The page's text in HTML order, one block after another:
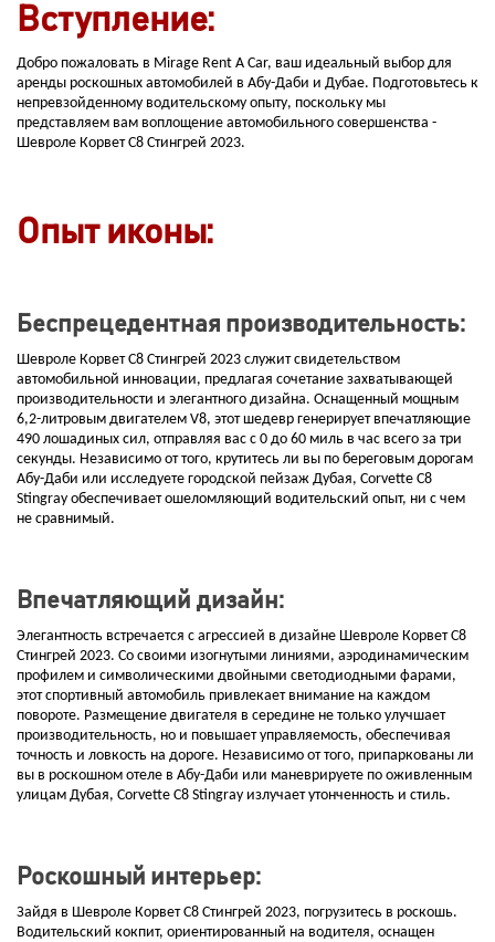
Вступление:
Добро пожаловать в Mirage Rent A Car, ваш идеальный выбор для
аренды роскошных автомобилей в Абу-Даби и Дубае. Подготовьтесь к
непревзойденному водительскому опыту, поскольку мы
представляем вам воплощение автомобильного совершенства -
Шевроле Корвет С8 Стингрей 2023.
Опыт иконы:
Беспрецедентная производительность:
Шевроле Корвет С8 Стингрей 2023 служит свидетельством
автомобильной инновации, предлагая сочетание захватывающей
производительности и элегантного дизайна. Оснащенный мощным
6,2-литровым двигателем V8, этот шедевр генерирует впечатляющие
490 лошадиных сил, отправляя вас с 0 до 60 миль в час всего за три
секунды. Независимо от того, крутитесь ли вы по береговым дорогам
Абу-Даби или исследуете городской пейзаж Дубая, Corvette C8
Stingray обеспечивает ошеломляющий водительский опыт, ни с чем
не сравнимый.
Впечатляющий дизайн:
Элегантность встречается с агрессией в дизайне Шевроле Корвет С8
Стингрей 2023. Со своими изогнутыми линиями, аэродинамическим
профилем и символическими двойными светодиодными фарами,
этот спортивный автомобиль привлекает внимание на каждом
повороте. Размещение двигателя в середине не только улучшает
производительность, но и повышает управляемость, обеспечивая
точность и ловкость на дороге. Независимо от того, припаркованы ли
вы в роскошном отеле в Абу-Даби или маневрируете по оживленным
улицам Дубая, Corvette C8 Stingray излучает утонченность и стиль.
Роскошный интерьер:
Зайдя в Шевроле Корвет С8 Стингрей 2023, погрузитесь в роскошь.
Водительский кокпит, ориентированный на водителя, оснащен